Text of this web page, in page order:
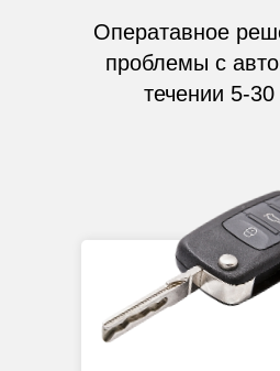
Оператавное
проблемы с
течении 5-